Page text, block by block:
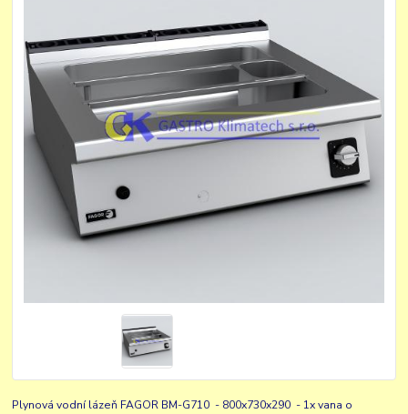
Plynová vodní lázeň FAGOR BM-G710 - 800x730x290 - 1x vana o